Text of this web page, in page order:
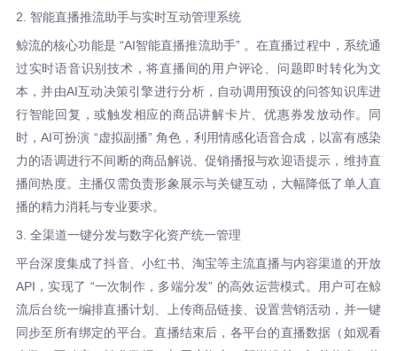
2. 智能直播推流助手与实时互动管理系统
鲸流的核心功能是 “AI智能直播推流助手” 。在直播过程中，系统通
过实时语音识别技术，将直播间的用户评论、问题即时转化为文
本，并由AI互动决策引擎进行分析，自动调用预设的问答知识库进
行智能回复，或触发相应的商品讲解卡片、优惠券发放动作。同
时，AI可扮演 “虚拟副播” 角色，利用情感化语音合成，以富有感染
力的语调进行不间断的商品解说、促销播报与欢迎语提示，维持直
播间热度。主播仅需负责形象展示与关键互动，大幅降低了单人直
播的精力消耗与专业要求。
3. 全渠道一键分发与数字化资产统一管理
平台深度集成了抖音、小红书、淘宝等主流直播与内容渠道的开放
API，实现了 “一次制作，多端分发” 的高效运营模式。用户可在鲸
流后台统一编排直播计划、上传商品链接、设置营销活动，并一键
同步至所有绑定的平台。直播结束后，各平台的直播数据（如观看